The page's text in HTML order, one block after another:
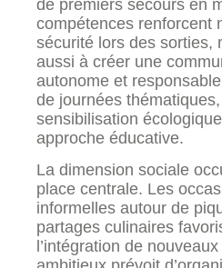
de premiers secours en
compétences renforcent
sécurité lors des sorties,
aussi à créer une
autonome et
de journées
sensibilisation
approche éducative.
La dimension sociale
place centrale. Les
informelles autour de
partages culinaires
l’intégration de